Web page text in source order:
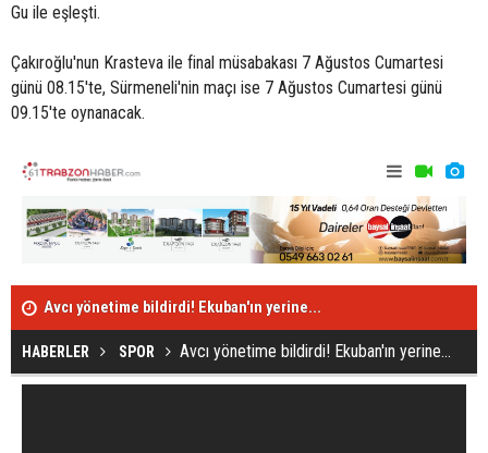
Gu ile eşleşti.
Çakıroğlu'nun Krasteva ile final müsabakası 7 Ağustos Cumartesi
günü 08.15'te, Sürmeneli'nin maçı ise 7 Ağustos Cumartesi günü
09.15'te oynanacak.
Avcı yönetime bildirdi! Ekuban'ın yerine...
Trabzonspor'dan flaş transfer hamlesi! Milli yıldız...
HABERLER SPOR Avcı yönetime bildirdi! Ekuban'ın yerine...